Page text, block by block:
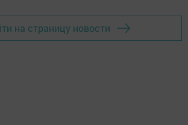
на страницу новости